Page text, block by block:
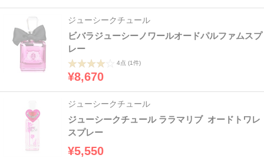
ジューシークチュール
ビバラジューシーノワールオードパルファムスプ
レー
4点 (1件)
¥8,670
ジューシークチュール
ジューシークチュール ララマリブ オードトワレ
スプレー
¥5,550